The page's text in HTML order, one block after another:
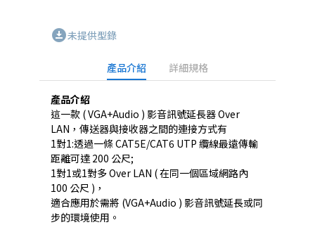
download_for_offline未提供型錄
產品介紹 詳細規格
產品介紹
這一款 ( VGA+Audio ) 影音訊號延長器 Over
LAN，傳送器與接收器之間的連接方式有
1對1:透過一條 CAT5E/CAT6 UTP 纜線最遠傳輸
距離可達 200 公尺;
1對1或1對多 Over LAN ( 在同一個區域網路內
100 公尺 )，
適合應用於需將 (VGA+Audio ) 影音訊號延長或同
步的環境使用。